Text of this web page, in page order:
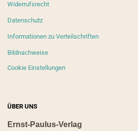
Widerrufsrecht
Datenschutz
Informationen zu Verteilschriften
Bildnachweise
Cookie Einstellungen
ÜBER UNS
Ernst-Paulus-Verlag